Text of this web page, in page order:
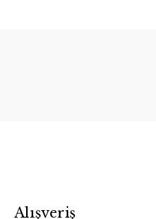
Alışveriş